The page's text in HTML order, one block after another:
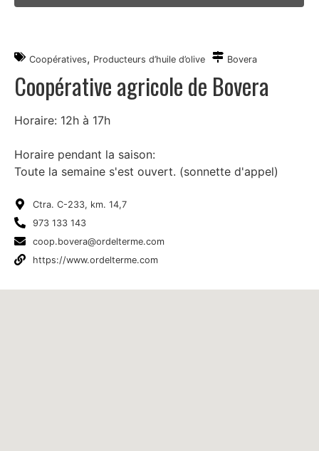
Coopératives, Producteurs d’huile d’olive Bovera
Coopérative agricole de Bovera
Horaire: 12h à 17h
Horaire pendant la saison:
Toute la semaine s'est ouvert. (sonnette d'appel)
Ctra. C-233, km. 14,7
973 133 143
coop.bovera@ordelterme.com
https://www.ordelterme.com